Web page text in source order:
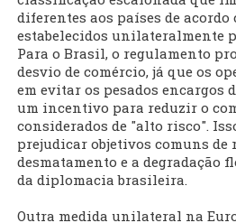
diferentes aos países de
estabelecidos unilateralmente
Para o Brasil, o regulamento
desvio de comércio, já que os
em evitar os pesados encargos
um incentivo para reduzir o
considerados de "alto risco".
prejudicar objetivos comuns de
desmatamento e a degradação
da diplomacia brasileira.
Outra medida unilateral na